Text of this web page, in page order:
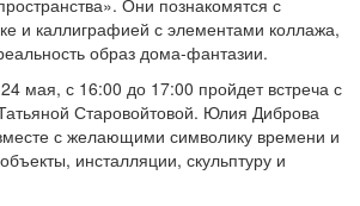
Они познакомятся с
и каллиграфией с элементами коллажа,
образ дома-фантазии.
мая, с 16:00 до 17:00 пройдет встреча с
Старовойтовой. Юлия Диброва
с желающими символику времени и
инсталляции, скульптуру и